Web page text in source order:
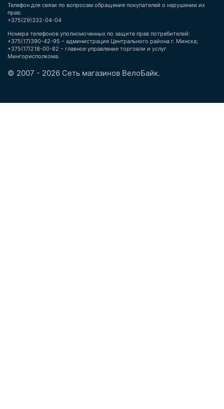
Телефон для связи по вопросам обращения покупателей о нарушении их
прав:
+375(29)332-04-04
Номера телефонов уполномоченных по защите прав потребителей:
+375(17)390-42-95 – администрация Центрального района г. Минска;
+375(17)218-00-82 – главное управление торговли и услуг
Мингорисполкома.
© 2007 - 2026 Сеть магазинов ВелоБайк.